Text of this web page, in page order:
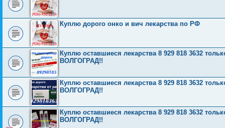
Куплю дорого онко и вич лекарства по РФ
Куплю оставшиеся лекарства 8 929 818 3632
ВОЛГОГРАД!!
Куплю оставшиеся лекарства 8 929 818 3632
ВОЛГОГРАД!!
Куплю оставшиеся лекарства 8 929 818 3632
ВОЛГОГРАД!!